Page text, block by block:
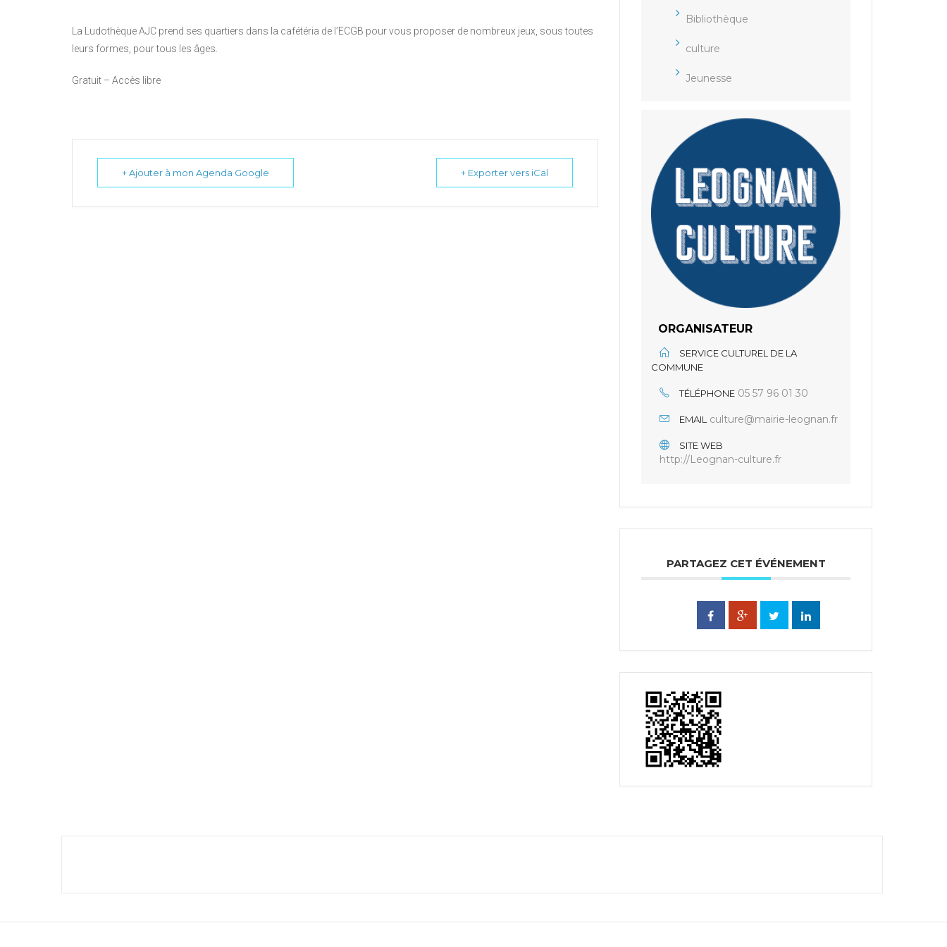
La Ludothèque AJC prend ses quartiers dans la cafétéria de l’ECGB pour vous proposer de nombreux jeux, sous toutes
leurs formes, pour tous les âges.
Gratuit – Accès libre
+ Ajouter à mon Agenda Google + Exporter vers iCal
Bibliothèque
culture
Jeunesse
ORGANISATEUR
SERVICE CULTUREL DE LA
COMMUNE
TÉLÉPHONE 05 57 96 01 30
EMAIL culture@mairie-leognan.fr
SITE WEB
http://Leognan-culture.fr
PARTAGEZ CET ÉVÉNEMENT